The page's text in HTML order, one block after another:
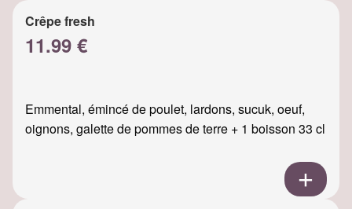
Crêpe fresh
11.99 €
Emmental, émincé de poulet, lardons, sucuk, oeuf,
oignons, galette de pommes de terre + 1 boisson 33 cl